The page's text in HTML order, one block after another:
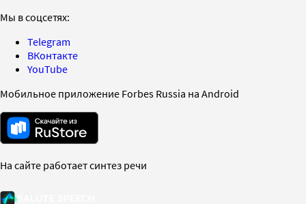
Мы в соцсетях:
Telegram
ВКонтакте
YouTube
Мобильное приложение Forbes Russia на Android
На сайте работает синтез речи